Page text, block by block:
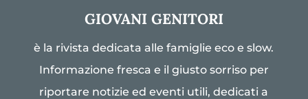
GIOVANI GENITORI
è la rivista dedicata alle famiglie eco e slow.
Informazione fresca e il giusto sorriso per
riportare notizie ed eventi utili, dedicati a